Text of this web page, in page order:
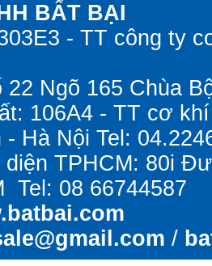
BẤT BẠI
- TT công ty
22 Ngõ 165 Chùa
106A4 - TT cơ
- Hà Nội Tel:
diện TPHCM: 80i
Tel: 08 66744587
/